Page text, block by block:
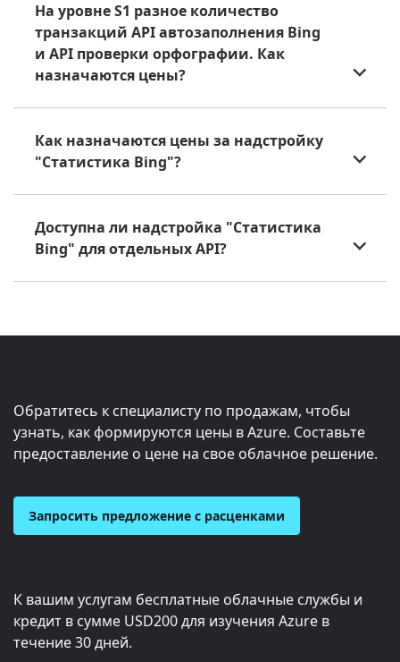
На уровне S1 разное количество
транзакций API автозаполнения Bing
и API проверки орфографии. Как
назначаются цены?
Как назначаются цены за надстройку
"Статистика Bing"?
Доступна ли надстройка "Статистика
Bing" для отдельных API?
Обратитесь к специалисту по продажам, чтобы
узнать, как формируются цены в Azure. Составьте
предоставление о цене на свое облачное решение.
Запросить предложение с расценками
К вашим услугам бесплатные облачные службы и
кредит в сумме USD200для изучения Azure в
течение 30 дней.